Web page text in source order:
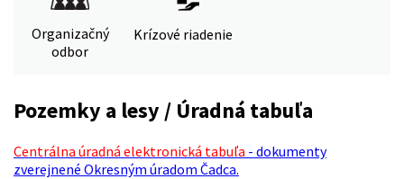
Organizačný
odbor
Krízové riadenie
Pozemky a lesy / Úradná tabuľa
Centrálna úradná elektronická tabuľa - dokumenty
zverejnené Okresným úradom Čadca.